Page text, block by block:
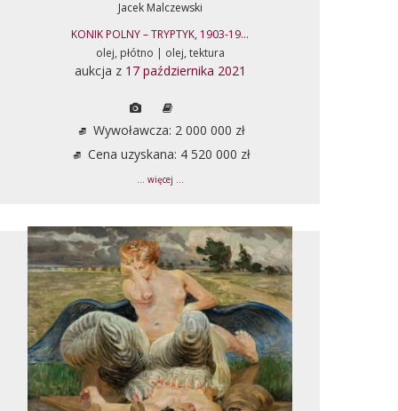
Jacek Malczewski
KONIK POLNY – TRYPTYK, 1903-19...
olej, płótno | olej, tektura
aukcja z 17 października 2021
Wywoławcza: 2 000 000 zł
Cena uzyskana: 4 520 000 zł
... więcej ...